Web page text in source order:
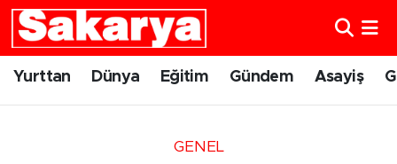
Yurttan Dünya Eğitim Gündem Asayiş
GENEL
Yurttan
Eskişehir Nöbetçi Eczaneler